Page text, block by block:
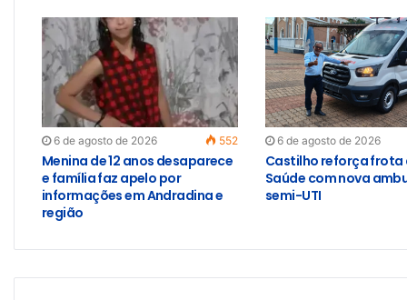
6 de agosto de 2026 552
Menina de 12 anos desaparece
e família faz apelo por
informações em Andradina e
região
6 de agosto de 2026
Castilho reforça frota
Saúde com nova
semi-UTI